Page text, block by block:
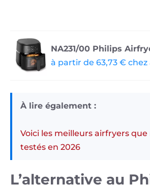
NA231/00 Philips
à partir de 63,73 €
À lire également :
Voici les meilleurs airfryers que
testés en 2026
L’alternative au